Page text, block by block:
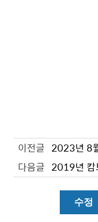
이전글 2023년 8
다음글 2019년 캄